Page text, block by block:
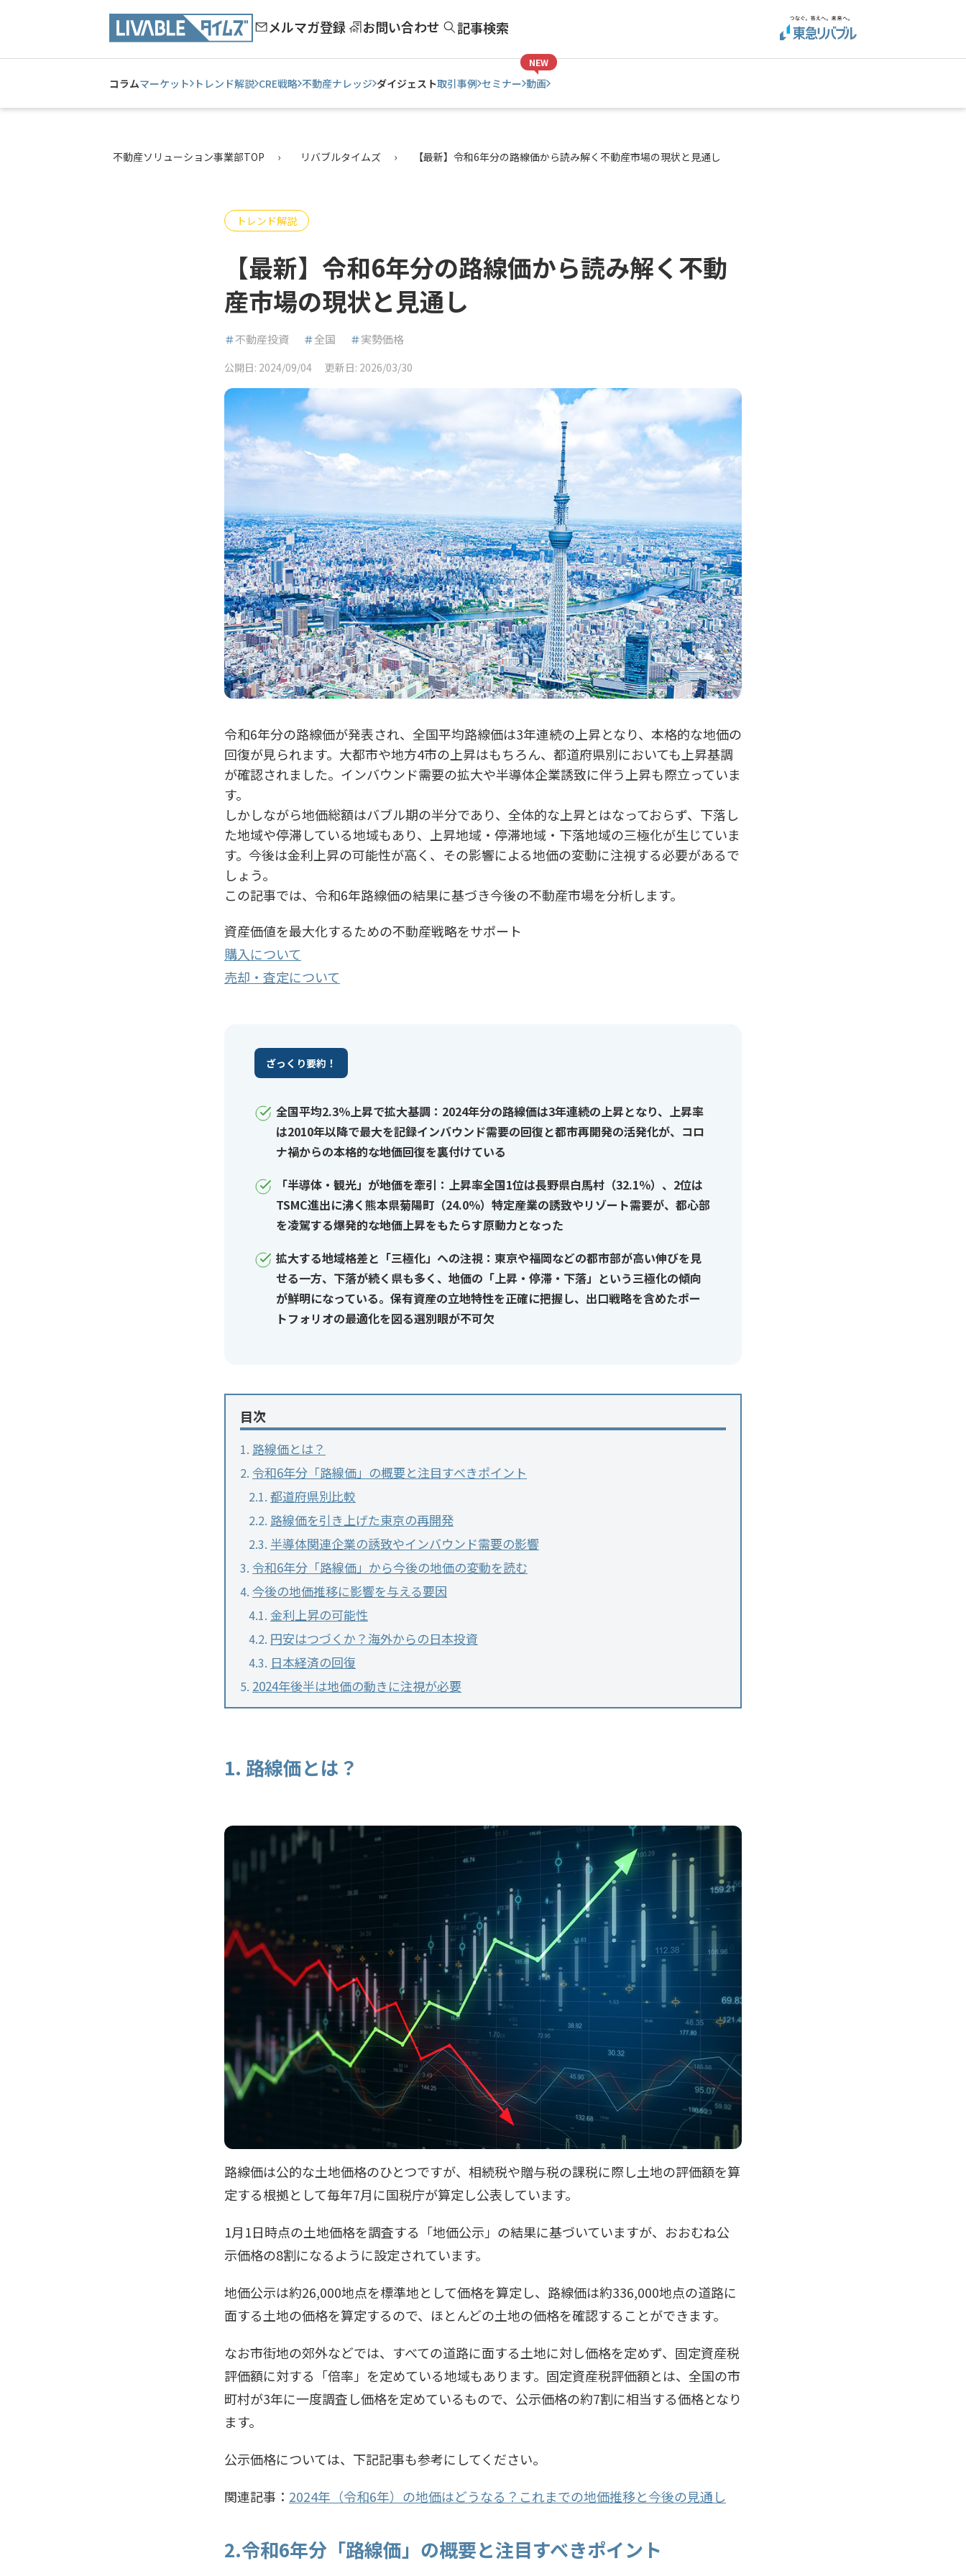
メルマガ登録 お問い合わせ 記事検索
コラムマーケット トレンド解説 CRE戦略 不動産ナレッジ ダイジェスト取引事例 セミナー 動画
NEW
不動産ソリューション事業部TOP リバブルタイムズ 【最新】令和6年分の路線価から読み解く不動産市場の現状と見通し
トレンド解説
【最新】令和6年分の路線価から読み解く不動
産市場の現状と見通し
＃不動産投資 ＃全国 ＃実勢価格
公開日: 2024/09/04 更新日: 2026/03/30
令和6年分の路線価が発表され、全国平均路線価は3年連続の上昇となり、本格的な地価の
回復が見られます。大都市や地方4市の上昇はもちろん、都道府県別においても上昇基調
が確認されました。インバウンド需要の拡大や半導体企業誘致に伴う上昇も際立っていま
す。
しかしながら地価総額はバブル期の半分であり、全体的な上昇とはなっておらず、下落し
た地域や停滞している地域もあり、上昇地域・停滞地域・下落地域の三極化が生じていま
す。今後は金利上昇の可能性が高く、その影響による地価の変動に注視する必要があるで
しょう。
この記事では、令和6年路線価の結果に基づき今後の不動産市場を分析します。
資産価値を最大化するための不動産戦略をサポート
購入について
売却・査定について
ざっくり要約！
全国平均2.3％上昇で拡大基調：2024年分の路線価は3年連続の上昇となり、上昇率
は2010年以降で最大を記録インバウンド需要の回復と都市再開発の活発化が、コロ
ナ禍からの本格的な地価回復を裏付けている
「半導体・観光」が地価を牽引：上昇率全国1位は長野県白馬村（32.1％）、2位は
TSMC進出に沸く熊本県菊陽町（24.0％）特定産業の誘致やリゾート需要が、都心部
を凌駕する爆発的な地価上昇をもたらす原動力となった
拡大する地域格差と「三極化」への注視：東京や福岡などの都市部が高い伸びを見
せる一方、下落が続く県も多く、地価の「上昇・停滞・下落」という三極化の傾向
が鮮明になっている。保有資産の立地特性を正確に把握し、出口戦略を含めたポー
トフォリオの最適化を図る選別眼が不可欠
目次
路線価とは？
令和6年分「路線価」の概要と注目すべきポイント
都道府県別比較
路線価を引き上げた東京の再開発
半導体関連企業の誘致やインバウンド需要の影響
令和6年分「路線価」から今後の地価の変動を読む
今後の地価推移に影響を与える要因
金利上昇の可能性
円安はつづくか？海外からの日本投資
日本経済の回復
2024年後半は地価の動きに注視が必要
1. 路線価とは？
路線価は公的な土地価格のひとつですが、相続税や贈与税の課税に際し土地の評価額を算
定する根拠として毎年7月に国税庁が算定し公表しています。
1月1日時点の土地価格を調査する「地価公示」の結果に基づいていますが、おおむね公
示価格の8割になるように設定されています。
地価公示は約26,000地点を標準地として価格を算定し、路線価は約336,000地点の道路に
面する土地の価格を算定するので、ほとんどの土地の価格を確認することができます。
なお市街地の郊外などでは、すべての道路に面する土地に対し価格を定めず、固定資産税
評価額に対する「倍率」を定めている地域もあります。固定資産税評価額とは、全国の市
町村が3年に一度調査し価格を定めているもので、公示価格の約7割に相当する価格となり
ます。
公示価格については、下記記事も参考にしてください。
関連記事： 2024年（令和6年）の地価はどうなる？これまでの地価推移と今後の見通し
2.令和6年分「路線価」の概要と注目すべきポイント